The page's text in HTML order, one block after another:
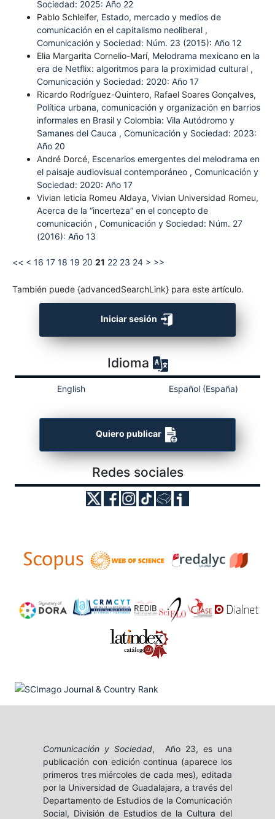
Sociedad: 2025: Año 22
Pablo Schleifer, Estado, mercado y medios de
comunicación en el capitalismo neoliberal ,
Comunicación y Sociedad: Núm. 23 (2015): Año 12
Elia Margarita Cornelio-Marí, Melodrama mexicano en la
era de Netflix: algoritmos para la proximidad cultural ,
Comunicación y Sociedad: 2020: Año 17
Ricardo Rodríguez-Quintero, Rafael Soares Gonçalves,
Política urbana, comunicación y organización en barrios
informales en Brasil y Colombia: Vila Autódromo y
Samanes del Cauca , Comunicación y Sociedad: 2023:
Año 20
André Dorcé, Escenarios emergentes del melodrama en
el paisaje audiovisual contemporáneo , Comunicación y
Sociedad: 2020: Año 17
Vivian leticia Romeu Aldaya, Vivian Universidad Romeu,
Acerca de la “incerteza” en el concepto de
comunicación , Comunicación y Sociedad: Núm. 27
(2016): Año 13
<< < 16 17 18 19 20 21 22 23 24 > >>
También puede {advancedSearchLink} para este artículo.
Iniciar sesión
Idioma
English Español (España)
Quiero publicar
Redes sociales
Comunicación y Sociedad, Año 23, es una
publicación con edición continua (aparece los
primeros tres miércoles de cada mes), editada
por la Universidad de Guadalajara, a través del
Departamento de Estudios de la Comunicación
Social, División de Estudios de la Cultura del